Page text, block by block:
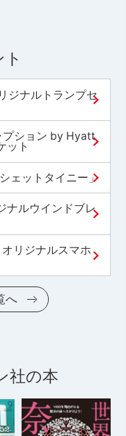
ジナルトランプセ
プション by Hyatt
ット
ェットタイニー」
ナルウインドブレ
リジナルスマホ
へ
社の本